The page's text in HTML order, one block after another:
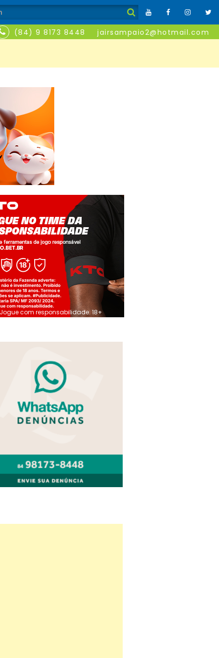
(84) 9 8173 8448 jairsampaio2@hotmail.com
Jogue com responsabilidade. 18+